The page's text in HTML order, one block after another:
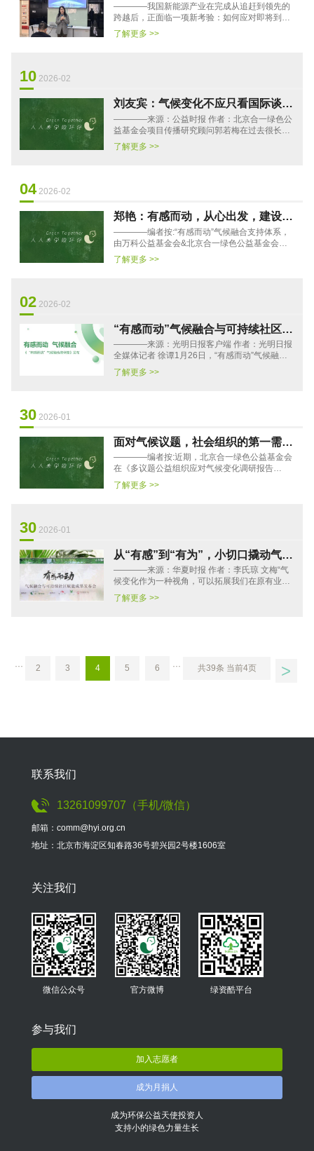
废循环可持续路径”论坛
————我国新能源产业在完成从追赶到领先的
跨越后，正面临一项新考验：如何应对即将到来
的“新三样”（动力电池、光伏组件、风机叶片）
退役潮，处理好绿色产···
了解更多 >>
10 2026-02
刘友宾：气候变化不应只看国际谈
判，更需要民间实践和基层智慧
————来源：公益时报 作者：北京合一绿色公
益基金会项目传播研究顾问郭若梅在过去很长一
段时间里，中国的环保议题主要以事故、污染和
突发事件的形式进入公共···
了解更多 >>
04 2026-02
郑艳：有感而动，从心出发，建设气
候适应型社会
————编者按:“有感而动”气候融合支持体系，
由万科公益基金会&北京合一绿色公益基金会联
合发起的“恒星伙伴计划”项目社群研发，并在过
去一年中，先后···
了解更多 >>
02 2026-02
“有感而动”气候融合与可持续社区赋
能成果发布会在京举办
————来源：光明日报客户端 作者：光明日报
全媒体记者 徐谭1月26日，“有感而动”气候融合
调研报告（2025）与《向往的社区》纪录片发布
会在北京日坛公园一米···
了解更多 >>
30 2026-01
面对气候议题，社会组织的第一需求
指向何方？
————编者按:近期，北京合一绿色公益基金会
在《多议题公益组织应对气候变化调研报告
(2024)》的基础上，更新发布了《多议题公益组
织应对气候变化调研报告(20···
了解更多 >>
30 2026-01
从“有感”到“有为”，小切口撬动气候
适应型社区建设
————来源：华夏时报 作者：李氏琼 文梅“气
候变化作为一种视角，可以拓展我们在原有业务
领域的想象力和行动空间，进而基于自己的行动
位置采取更有效的系统···
了解更多 >>
··· 2 3 4 5 6 ··· 共39条 当前4页 >
联系我们
13261099707（手机/微信）
邮箱：comm@hyi.org.cn
地址：北京市海淀区知春路36号碧兴园2号楼1606室
关注我们
微信公众号 官方微博 绿资酷平台
参与我们
加入志愿者
成为月捐人
成为环保公益天使投资人
支持小的绿色力量生长